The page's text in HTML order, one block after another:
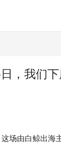
，我们下
场由白鲸出海